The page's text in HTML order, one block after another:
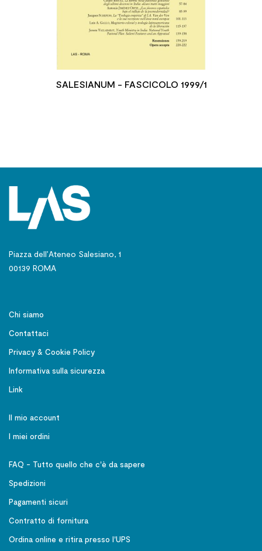
SALESIANUM - FASCICOLO 1999/1
Piazza dell’Ateneo Salesiano, 1
00139 ROMA
Chi siamo
Contattaci
Privacy & Cookie Policy
Informativa sulla sicurezza
Link
Il mio account
I miei ordini
FAQ - Tutto quello che c'è da sapere
Spedizioni
Pagamenti sicuri
Contratto di fornitura
Ordina online e ritira presso l'UPS